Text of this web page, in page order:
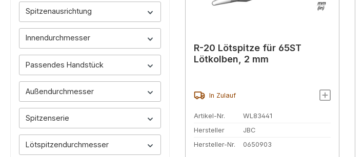
Spitzenausrichtung
Innendurchmesser
Passendes Handstück
Außendurchmesser
Spitzenserie
Lötspitzendurchmesser
R-20 Lötspitze für 65ST
Lötkolben, 2 mm
In Zulauf
Artikel-Nr.
WL83441
Hersteller
JBC
Hersteller-Nr.
0650903